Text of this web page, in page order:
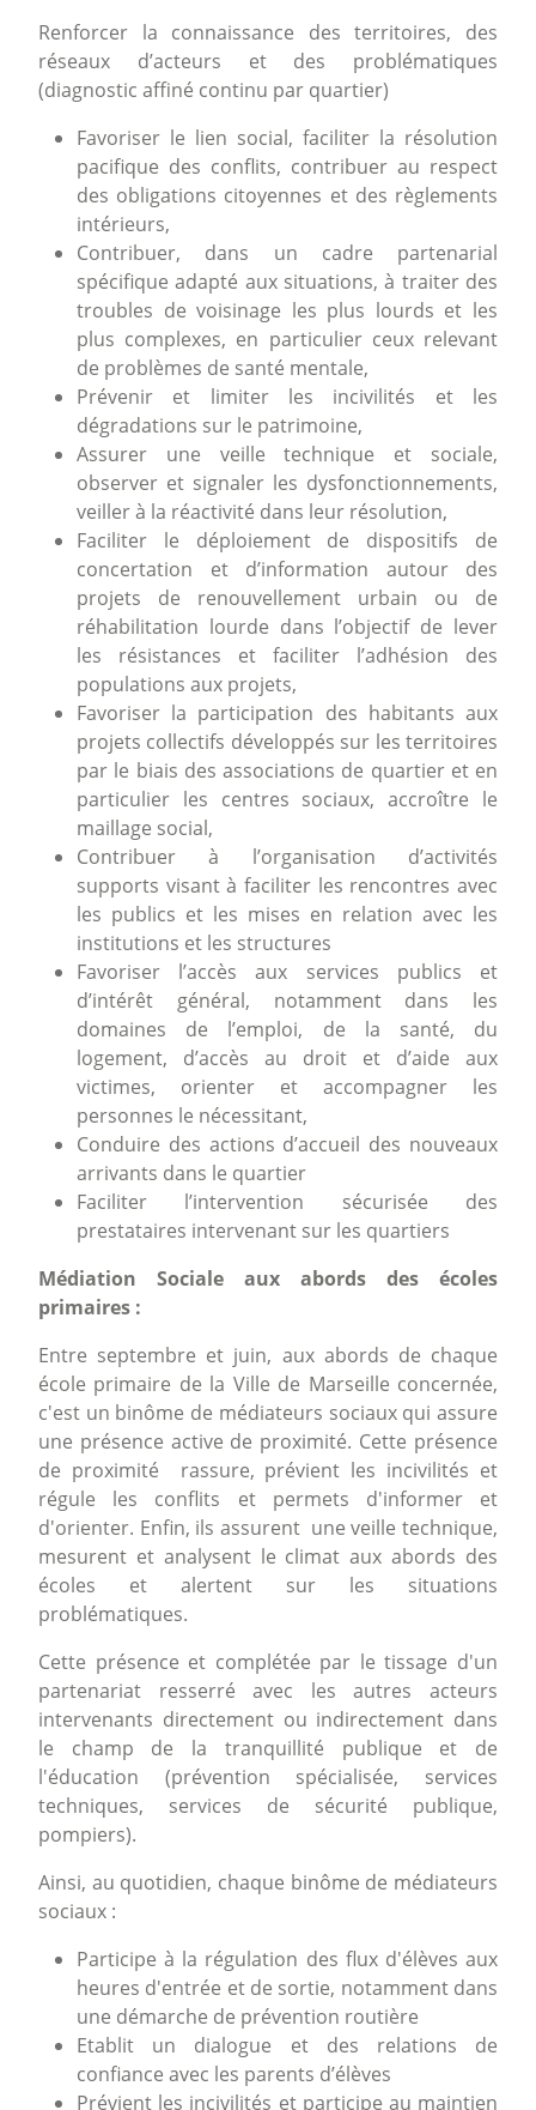
Renforcer la connaissance des territoires, des
réseaux d’acteurs et des problématiques
(diagnostic affiné continu par quartier)
Favoriser le lien social, faciliter la résolution
pacifique des conflits, contribuer au respect
des obligations citoyennes et des règlements
intérieurs,
Contribuer, dans un cadre partenarial
spécifique adapté aux situations, à traiter des
troubles de voisinage les plus lourds et les
plus complexes, en particulier ceux relevant
de problèmes de santé mentale,
Prévenir et limiter les incivilités et les
dégradations sur le patrimoine,
Assurer une veille technique et sociale,
observer et signaler les dysfonctionnements,
veiller à la réactivité dans leur résolution,
Faciliter le déploiement de dispositifs de
concertation et d’information autour des
projets de renouvellement urbain ou de
réhabilitation lourde dans l’objectif de lever
les résistances et faciliter l’adhésion des
populations aux projets,
Favoriser la participation des habitants aux
projets collectifs développés sur les territoires
par le biais des associations de quartier et en
particulier les centres sociaux, accroître le
maillage social,
Contribuer à l’organisation d’activités
supports visant à faciliter les rencontres avec
les publics et les mises en relation avec les
institutions et les structures
Favoriser l’accès aux services publics et
d’intérêt général, notamment dans les
domaines de l’emploi, de la santé, du
logement, d’accès au droit et d’aide aux
victimes, orienter et accompagner les
personnes le nécessitant,
Conduire des actions d’accueil des nouveaux
arrivants dans le quartier
Faciliter l’intervention sécurisée des
prestataires intervenant sur les quartiers
Médiation Sociale aux abords des écoles
primaires :
Entre septembre et juin, aux abords de chaque
école primaire de la Ville de Marseille concernée,
c'est un binôme de médiateurs sociaux qui assure
une présence active de proximité. Cette présence
de proximité rassure, prévient les incivilités et
régule les conflits et permets d'informer et
d'orienter. Enfin, ils assurent une veille technique,
mesurent et analysent le climat aux abords des
écoles et alertent sur les situations
problématiques.
Cette présence et complétée par le tissage d'un
partenariat resserré avec les autres acteurs
intervenants directement ou indirectement dans
le champ de la tranquillité publique et de
l'éducation (prévention spécialisée, services
techniques, services de sécurité publique,
pompiers).
Ainsi, au quotidien, chaque binôme de médiateurs
sociaux :
Participe à la régulation des flux d'élèves aux
heures d'entrée et de sortie, notamment dans
une démarche de prévention routière
Etablit un dialogue et des relations de
confiance avec les parents d’élèves
Prévient les incivilités et participe au maintien